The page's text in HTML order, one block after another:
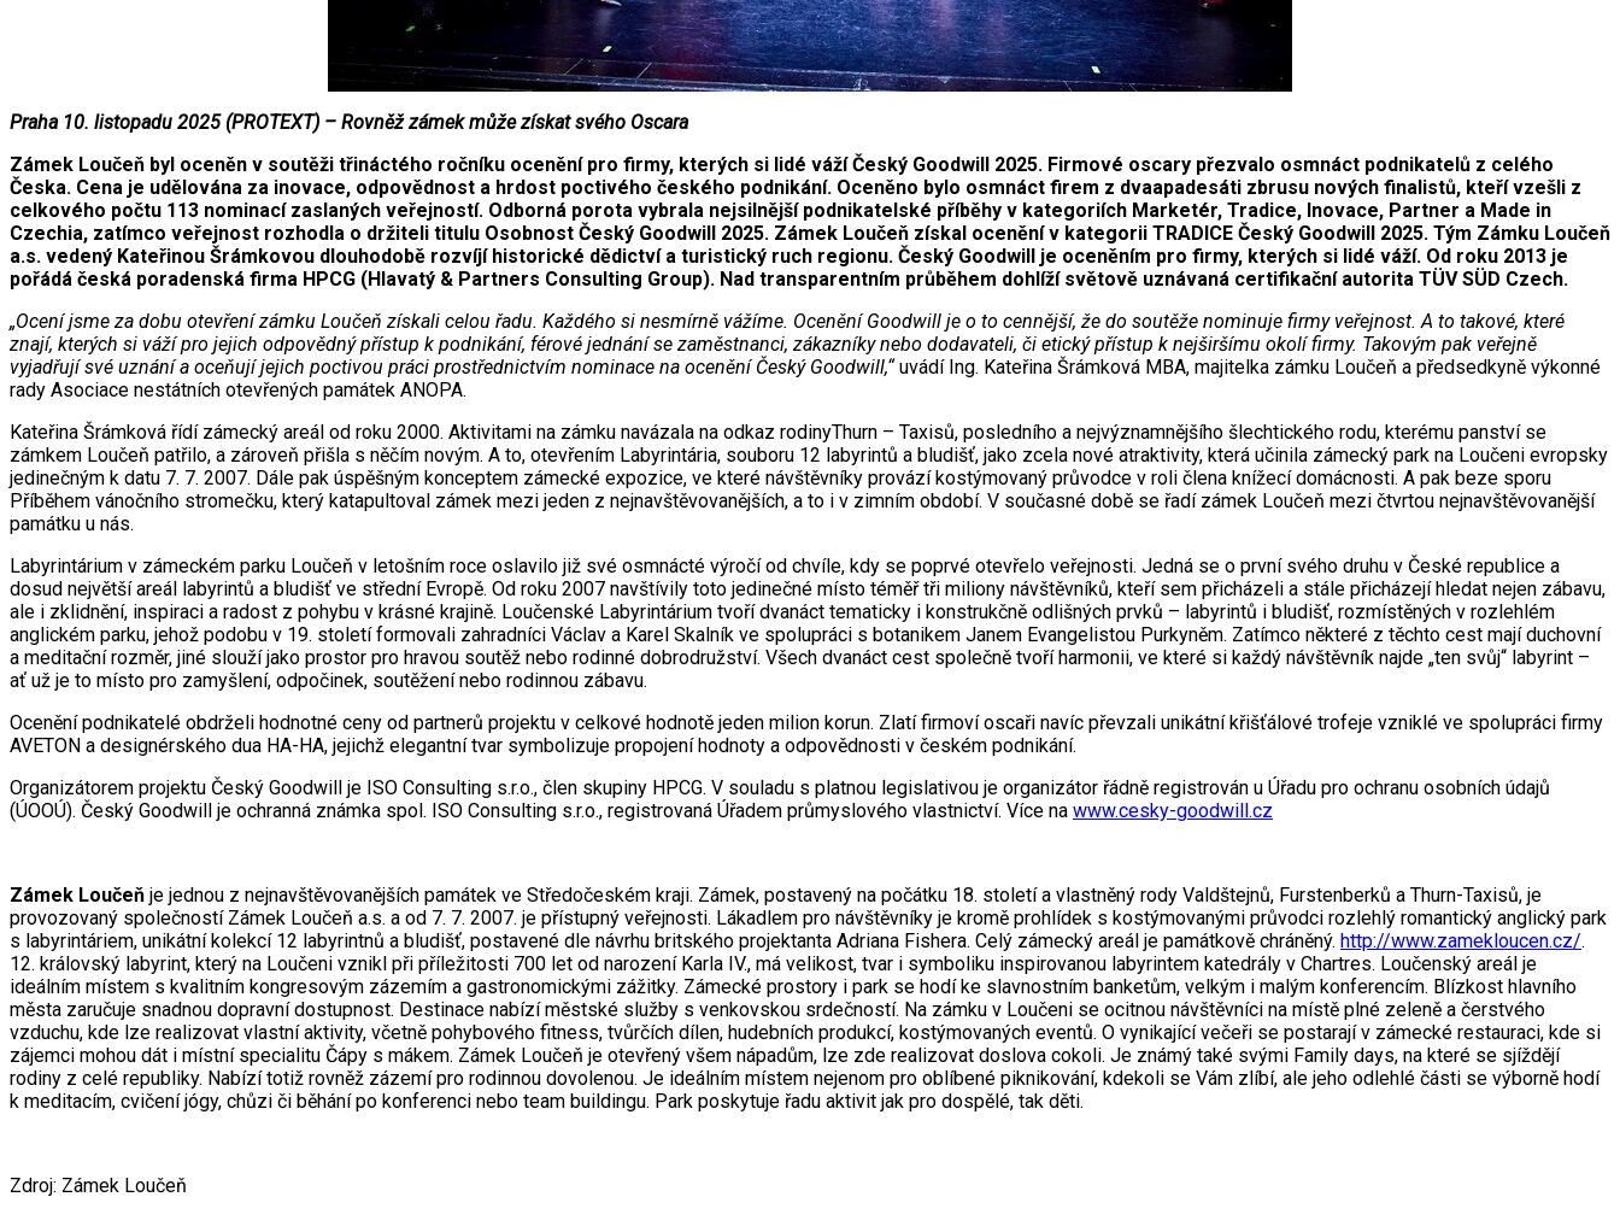
Praha 10. listopadu 2025 (PROTEXT) – Rovněž zámek může získat svého Oscara
Zámek Loučeň byl oceněn v soutěži třináctého ročníku ocenění pro firmy, kterých si lidé váží Český Goodwill 2025. Firmové oscary přezvalo osmnáct podnikatelů z celého
Česka. Cena je udělována za inovace, odpovědnost a hrdost poctivého českého podnikání. Oceněno bylo osmnáct firem z dvaapadesáti zbrusu nových finalistů, kteří vzešli z
celkového počtu 113 nominací zaslaných veřejností. Odborná porota vybrala nejsilnější podnikatelské příběhy v kategoriích Marketér, Tradice, Inovace, Partner a Made in
Czechia, zatímco veřejnost rozhodla o držiteli titulu Osobnost Český Goodwill 2025. Zámek Loučeň získal ocenění v kategorii TRADICE Český Goodwill 2025. Tým Zámku Loučeň
a.s. vedený Kateřinou Šrámkovou dlouhodobě rozvíjí historické dědictví a turistický ruch regionu. Český Goodwill je oceněním pro firmy, kterých si lidé váží. Od roku 2013 je
pořádá česká poradenská firma HPCG (Hlavatý & Partners Consulting Group). Nad transparentním průběhem dohlíží světově uznávaná certifikační autorita TÜV SÜD Czech.
„Ocení jsme za dobu otevření zámku Loučeň získali celou řadu. Každého si nesmírně vážíme. Ocenění Goodwill je o to cennější, že do soutěže nominuje firmy veřejnost. A to takové, které
znají, kterých si váží pro jejich odpovědný přístup k podnikání, férové jednání se zaměstnanci, zákazníky nebo dodavateli, či etický přístup k nejširšímu okolí firmy. Takovým pak veřejně
vyjadřují své uznání a oceňují jejich poctivou práci prostřednictvím nominace na ocenění Český Goodwill,“uvádí Ing. Kateřina Šrámková MBA, majitelka zámku Loučeň a předsedkyně výkonné
rady Asociace nestátních otevřených památek ANOPA.
Kateřina Šrámková řídí zámecký areál od roku 2000. Aktivitami na zámku navázala na odkaz rodinyThurn – Taxisů, posledního a nejvýznamnějšího šlechtického rodu, kterému panství se
zámkem Loučeň patřilo, a zároveň přišla s něčím novým. A to, otevřením Labyrintária, souboru 12 labyrintů a bludišť, jako zcela nové atraktivity, která učinila zámecký park na Loučeni evropsky
jedinečným k datu 7. 7. 2007. Dále pak úspěšným konceptem zámecké expozice, ve které návštěvníky provází kostýmovaný průvodce v roli člena knížecí domácnosti. A pak beze sporu
Příběhem vánočního stromečku, který katapultoval zámek mezi jeden z nejnavštěvovanějších, a to i v zimním období. V současné době se řadí zámek Loučeň mezi čtvrtou nejnavštěvovanější
památku u nás.
Labyrintárium v zámeckém parku Loučeň v letošním roce oslavilo již své osmnácté výročí od chvíle, kdy se poprvé otevřelo veřejnosti. Jedná se o první svého druhu v České republice a
dosud největší areál labyrintů a bludišť ve střední Evropě. Od roku 2007 navštívily toto jedinečné místo téměř tři miliony návštěvníků, kteří sem přicházeli a stále přicházejí hledat nejen zábavu,
ale i zklidnění, inspiraci a radost z pohybu v krásné krajině. Loučenské Labyrintárium tvoří dvanáct tematicky i konstrukčně odlišných prvků – labyrintů i bludišť, rozmístěných v rozlehlém
anglickém parku, jehož podobu v 19. století formovali zahradníci Václav a Karel Skalník ve spolupráci s botanikem Janem Evangelistou Purkyněm. Zatímco některé z těchto cest mají duchovní
a meditační rozměr, jiné slouží jako prostor pro hravou soutěž nebo rodinné dobrodružství. Všech dvanáct cest společně tvoří harmonii, ve které si každý návštěvník najde „ten svůj“ labyrint –
ať už je to místo pro zamyšlení, odpočinek, soutěžení nebo rodinnou zábavu.
Ocenění podnikatelé obdrželi hodnotné ceny od partnerů projektu v celkové hodnotě jeden milion korun. Zlatí firmoví oscaři navíc převzali unikátní křišťálové trofeje vzniklé ve spolupráci firmy
AVETON a designérského dua HA-HA, jejichž elegantní tvar symbolizuje propojení hodnoty a odpovědnosti v českém podnikání.
Organizátorem projektu Český Goodwill je ISO Consulting s.r.o., člen skupiny HPCG. V souladu s platnou legislativou je organizátor řádně registrován u Úřadu pro ochranu osobních údajů
(ÚOOÚ). Český Goodwill je ochranná známka spol. ISO Consulting s.r.o., registrovaná Úřadem průmyslového vlastnictví. Více na www.cesky-goodwill.cz
Zámek Loučeň je jednou z nejnavštěvovanějších památek ve Středočeském kraji. Zámek, postavený na počátku 18. století a vlastněný rody Valdštejnů, Furstenberků a Thurn-Taxisů, je
provozovaný společností Zámek Loučeň a.s. a od 7. 7. 2007. je přístupný veřejnosti. Lákadlem pro návštěvníky je kromě prohlídek s kostýmovanými průvodci rozlehlý romantický anglický park
s labyrintáriem, unikátní kolekcí 12 labyrintnů a bludišť, postavené dle návrhu britského projektanta Adriana Fishera. Celý zámecký areál je památkově chráněný. http://www.zamekloucen.cz/.
12. královský labyrint, který na Loučeni vznikl při příležitosti 700 let od narození Karla IV., má velikost, tvar i symboliku inspirovanou labyrintem katedrály v Chartres. Loučenský areál je
ideálním místem s kvalitním kongresovým zázemím a gastronomickými zážitky. Zámecké prostory i park se hodí ke slavnostním banketům, velkým i malým konferencím. Blízkost hlavního
města zaručuje snadnou dopravní dostupnost. Destinace nabízí městské služby s venkovskou srdečností. Na zámku v Loučeni se ocitnou návštěvníci na místě plné zeleně a čerstvého
vzduchu, kde lze realizovat vlastní aktivity, včetně pohybového fitness, tvůrčích dílen, hudebních produkcí, kostýmovaných eventů. O vynikající večeři se postarají v zámecké restauraci, kde si
zájemci mohou dát i místní specialitu Čápy s mákem. Zámek Loučeň je otevřený všem nápadům, lze zde realizovat doslova cokoli. Je známý také svými Family days, na které se sjíždějí
rodiny z celé republiky. Nabízí totiž rovněž zázemí pro rodinnou dovolenou. Je ideálním místem nejenom pro oblíbené piknikování, kdekoli se Vám zlíbí, ale jeho odlehlé části se výborně hodí
k meditacím, cvičení jógy, chůzi či běhání po konferenci nebo team buildingu. Park poskytuje řadu aktivit jak pro dospělé, tak děti.
Zdroj: Zámek Loučeň